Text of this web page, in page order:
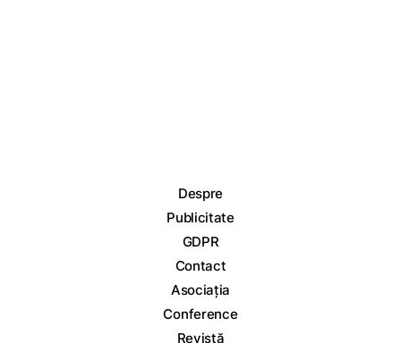
Despre
Publicitate
GDPR
Contact
Asociația
Conference
Revistă